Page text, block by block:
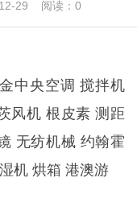
29 阅读：0
中央空调 搅拌机
风机 根皮素 测距
无纺机械 约翰霍
机 烘箱 港澳游